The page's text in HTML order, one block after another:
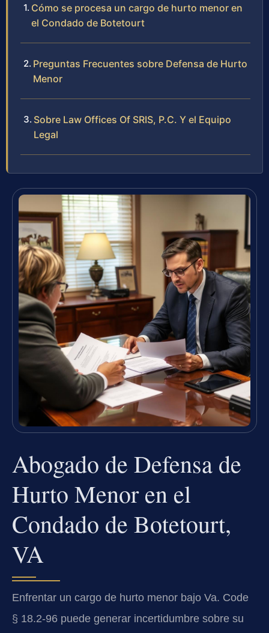
Cómo se procesa un cargo de hurto menor en
el Condado de Botetourt
Preguntas Frecuentes sobre Defensa de Hurto
Menor
Sobre Law Offices Of SRIS, P.C. Y el Equipo
Legal
Abogado de Defensa de
Hurto Menor en el
Condado de Botetourt,
VA
Enfrentar un cargo de hurto menor bajo Va. Code
§ 18.2-96 puede generar incertidumbre sobre su